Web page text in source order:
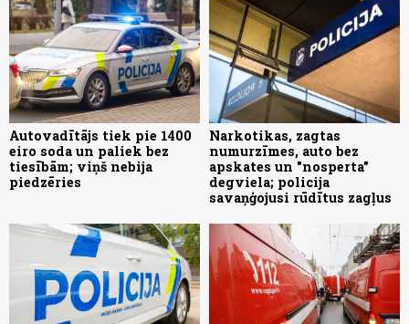
Autovadītājs tiek pie 1400
eiro soda un paliek bez
tiesībām; viņš nebija
piedzēries
Narkotikas, zagtas
numurzīmes, auto bez
apskates un "nosperta"
degviela; policija
savaņģojusi rūdītus zagļus